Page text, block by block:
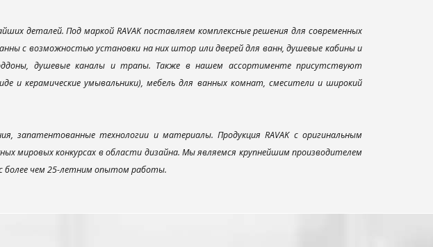
деталей. Под маркой RAVAK поставляем комплексные решения для современных
с возможностью установки на них штор или дверей для ванн, душевые кабины и
душевые каналы и трапы. Также в нашем ассортименте присутствуют
и керамические умывальники), мебель для ванных комнат, смесители и широкий
запатентованные технологии и материалы. Продукция RAVAK с оригинальным
мировых конкурсах в области дизайна. Мы являемся крупнейшим производителем
более чем 25-летним опытом работы.